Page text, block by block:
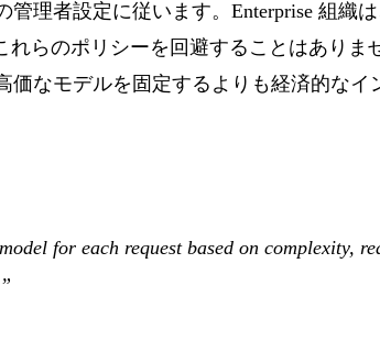
管理者設定に従います。Enterprise 組織
れらのポリシーを回避することはありま
価なモデルを固定するよりも経済的な
for each request based on complexity,